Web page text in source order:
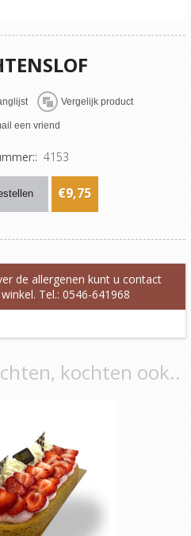
4153
€9,75
de allergenen kunt u contact
Tel.: 0546-641968
kochten ook..